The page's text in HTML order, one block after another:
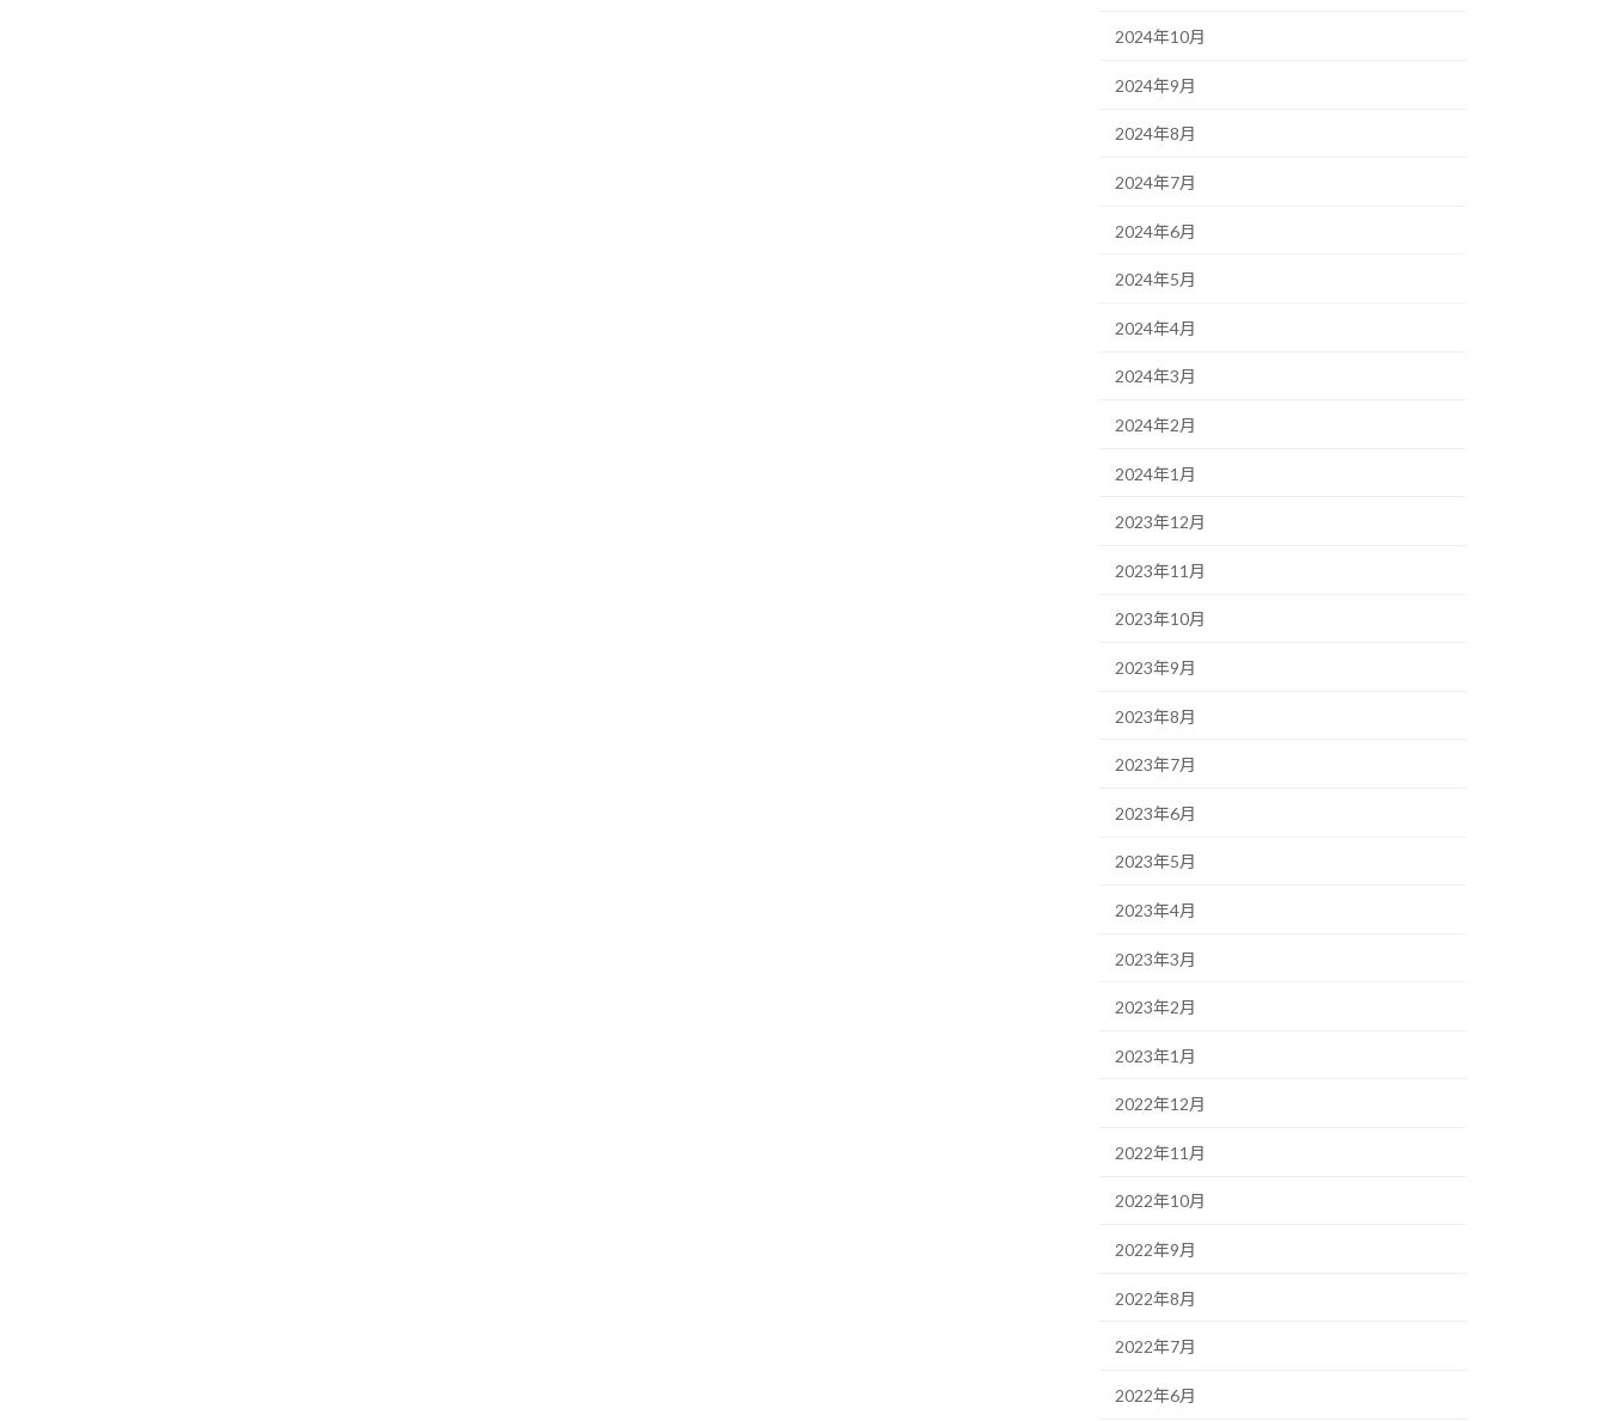
2024年10月
2024年9月
2024年8月
2024年7月
2024年6月
2024年5月
2024年4月
2024年3月
2024年2月
2024年1月
2023年12月
2023年11月
2023年10月
2023年9月
2023年8月
2023年7月
2023年6月
2023年5月
2023年4月
2023年3月
2023年2月
2023年1月
2022年12月
2022年11月
2022年10月
2022年9月
2022年8月
2022年7月
2022年6月